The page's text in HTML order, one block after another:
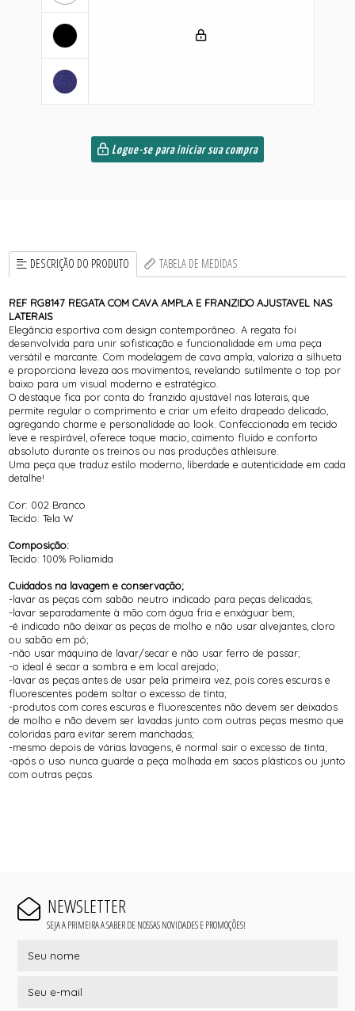
Logue-se para iniciar sua compra
DESCRIÇÃO DO PRODUTO TABELA DE MEDIDAS
REF RG8147 REGATA COM CAVA AMPLA E FRANZIDO AJUSTAVEL NAS
LATERAIS
Elegância esportiva com design contemporâneo. A regata foi
desenvolvida para unir sofisticação e funcionalidade em uma peça
versátil e marcante. Com modelagem de cava ampla, valoriza a silhueta
e proporciona leveza aos movimentos, revelando sutilmente o top por
baixo para um visual moderno e estratégico.
O destaque fica por conta do franzido ajustável nas laterais, que
permite regular o comprimento e criar um efeito drapeado delicado,
agregando charme e personalidade ao look. Confeccionada em tecido
leve e respirável, oferece toque macio, caimento fluido e conforto
absoluto durante os treinos ou nas produções athleisure.
Uma peça que traduz estilo moderno, liberdade e autenticidade em cada
detalhe!
Cor: 002 Branco
Tecido: Tela W
Composição:
Tecido: 100% Poliamida
Cuidados na lavagem e conservação;
-lavar as peças com sabão neutro indicado para peças delicadas;
-lavar separadamente à mão com água fria e enxáguar bem;
-é indicado não deixar as peças de molho e não usar alvejantes, cloro
ou sabão em pó;
-não usar máquina de lavar/secar e não usar ferro de passar;
-o ideal é secar a sombra e em local arejado;
-lavar as peças antes de usar pela primeira vez, pois cores escuras e
fluorescentes podem soltar o excesso de tinta;
-produtos com cores escuras e fluorescentes não devem ser deixados
de molho e não devem ser lavadas junto com outras peças mesmo que
coloridas para evitar serem manchadas;
-mesmo depois de várias lavagens, é normal sair o excesso de tinta;
-após o uso nunca guarde a peça molhada em sacos plásticos ou junto
com outras peças.
NEWSLETTER
SEJA A PRIMEIRA A SABER DE NOSSAS NOVIDADES E PROMOÇÕES!